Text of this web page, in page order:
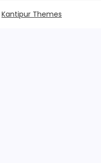
Kantipur Themes